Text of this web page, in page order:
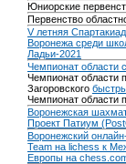
Юниорские
Первенство
V летняя
Воронежа среди
Ладьи-2021
Чемпионат области
Чемпионат области
Загоровского
Чемпионат
Воронежская
Проект Патиум
Воронежский
Team на lichess к
Европы на